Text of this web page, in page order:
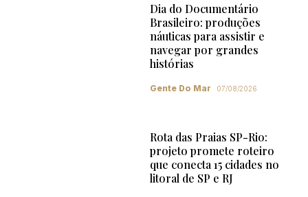
Dia do Documentário
Brasileiro: produções
náuticas para assistir e
navegar por grandes
histórias
Gente Do Mar 07/08/2026
Rota das Praias SP-Rio:
projeto promete roteiro
que conecta 15 cidades no
litoral de SP e RJ